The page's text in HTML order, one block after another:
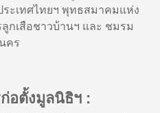
ะเทศไทยฯ พุทธสมาคมแห่ง
กเสือชาวบ้านฯ และ ชมรม
คร
อตั้งมูลนิธิฯ :